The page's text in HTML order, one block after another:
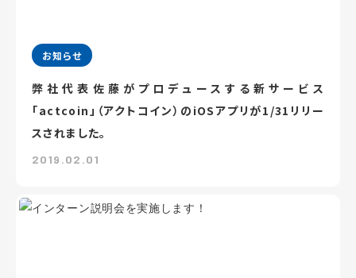
お知らせ
弊社代表佐藤がプロデュースする新サービス
「actcoin」（アクトコイン）のiOSアプリが1/31リリー
スされました。
2019.02.01